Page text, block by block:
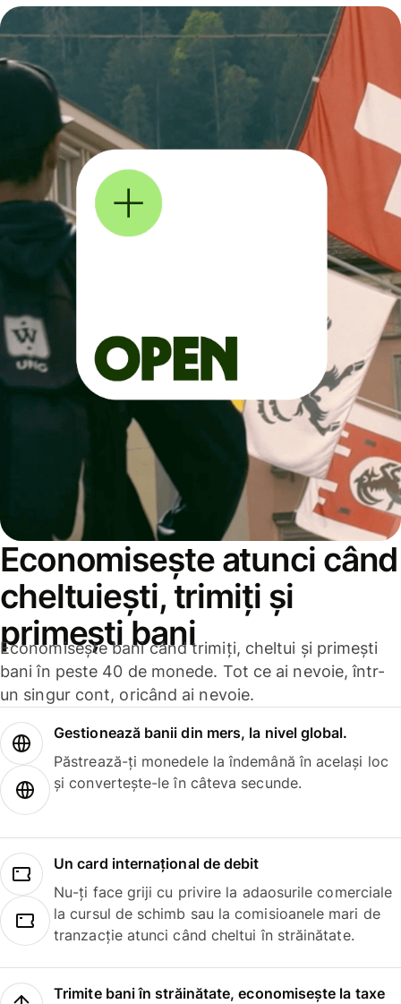
Economisește atunci când
cheltuiești, trimiți și
primești bani
Economisește bani când trimiți, cheltui și primești
bani în peste 40 de monede. Tot ce ai nevoie, într-
un singur cont, oricând ai nevoie.
Gestionează banii din mers, la nivel global.
Păstrează-ți monedele la îndemână în același loc
și convertește-le în câteva secunde.
Un card internațional de debit
Nu-ți face griji cu privire la adaosurile comerciale
la cursul de schimb sau la comisioanele mari de
tranzacție atunci când cheltui în străinătate.
Trimite bani în străinătate, economisește la taxe